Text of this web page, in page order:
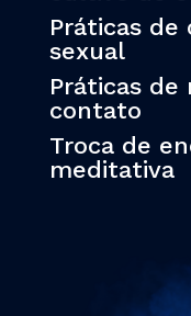
Práticas de
sexual
Práticas
contato
Troca de
meditativa